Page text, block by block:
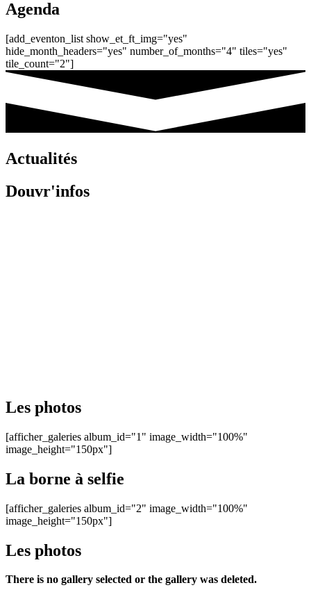
Agenda
[add_eventon_list show_et_ft_img="yes"
hide_month_headers="yes" number_of_months="4" tiles="yes"
tile_count="2"]
Actualités
Douvr'infos
Les photos
[afficher_galeries album_id="1" image_width="100%"
image_height="150px"]
La borne à selfie
[afficher_galeries album_id="2" image_width="100%"
image_height="150px"]
Les photos
There is no gallery selected or the gallery was deleted.